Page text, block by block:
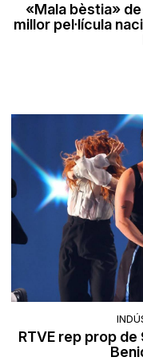
«Mala bèstia»
millor pel·lícula
RTVE rep prop